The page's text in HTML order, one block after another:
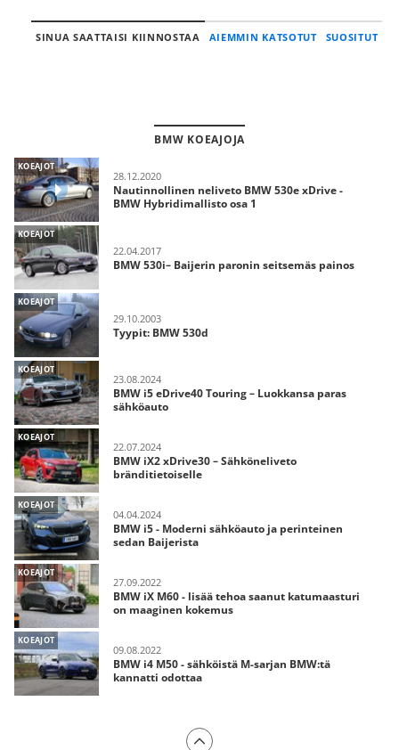
SINUA SAATTAISI KIINNOSTAA AIEMMIN KATSOTUT SUOSITUT
BMW KOEAJOJA
KOEAJOT
28.12.2020
Nautinnollinen neliveto BMW 530e xDrive -
BMW Hybridimallisto osa 1
KOEAJOT
22.04.2017
BMW 530i– Baijerin paronin seitsemäs painos
KOEAJOT
29.10.2003
Tyypit: BMW 530d
KOEAJOT
23.08.2024
BMW i5 eDrive40 Touring – Luokkansa paras
sähköauto
KOEAJOT
22.07.2024
BMW iX2 xDrive30 – Sähköneliveto
bränditietoiselle
KOEAJOT
04.04.2024
BMW i5 - Moderni sähköauto ja perinteinen
sedan Baijerista
KOEAJOT
27.09.2022
BMW iX M60 - lisää tehoa saanut katumaasturi
on maaginen kokemus
KOEAJOT
09.08.2022
BMW i4 M50 - sähköistä M-sarjan BMW:tä
kannatti odottaa